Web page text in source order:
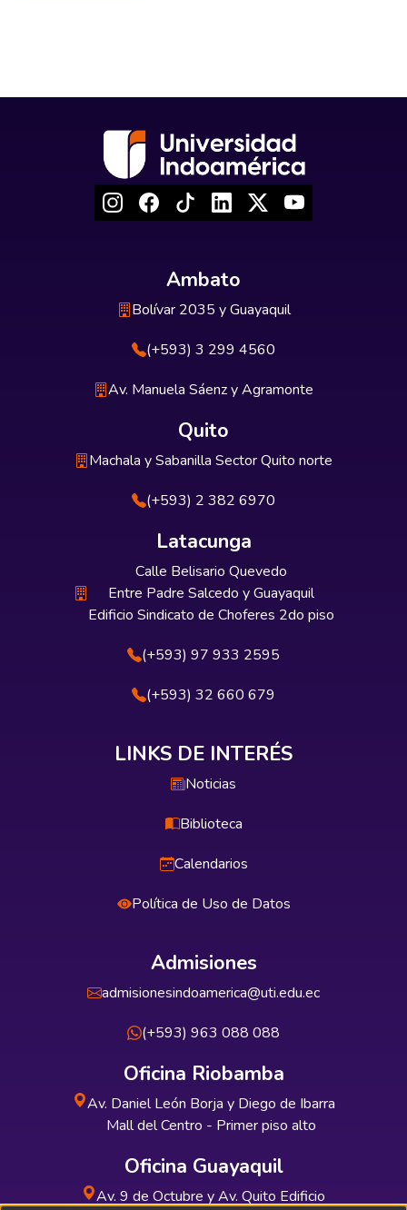
Ambato
Bolívar 2035 y Guayaquil
(+593) 3 299 4560
Av. Manuela Sáenz y Agramonte
Quito
Machala y Sabanilla Sector Quito norte
(+593) 2 382 6970
Latacunga
Calle Belisario Quevedo
Entre Padre Salcedo y Guayaquil
Edificio Sindicato de Choferes 2do piso
(+593) 97 933 2595
(+593) 32 660 679
LINKS DE INTERÉS
Noticias
Biblioteca
Calendarios
Política de Uso de Datos
Admisiones
admisionesindoamerica@uti.edu.ec
(+593) 963 088 088
Oficina Riobamba
Av. Daniel León Borja y Diego de Ibarra
Mall del Centro - Primer piso alto
Oficina Guayaquil
Av. 9 de Octubre y Av. Quito Edificio